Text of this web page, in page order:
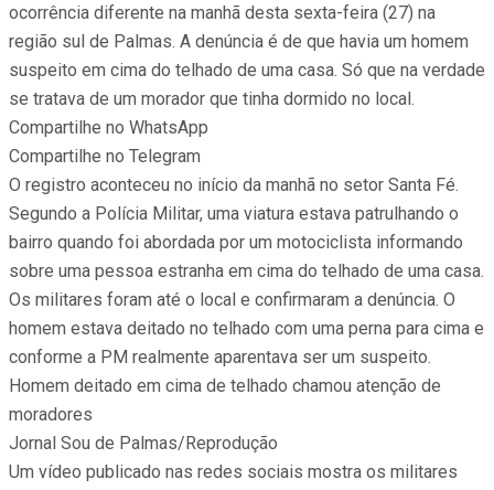
ocorrência diferente na manhã desta sexta-feira (27) na
região sul de Palmas. A denúncia é de que havia um homem
suspeito em cima do telhado de uma casa. Só que na verdade
se tratava de um morador que tinha dormido no local.
Compartilhe no WhatsApp
Compartilhe no Telegram
O registro aconteceu no início da manhã no setor Santa Fé.
Segundo a Polícia Militar, uma viatura estava patrulhando o
bairro quando foi abordada por um motociclista informando
sobre uma pessoa estranha em cima do telhado de uma casa.
Os militares foram até o local e confirmaram a denúncia. O
homem estava deitado no telhado com uma perna para cima e
conforme a PM realmente aparentava ser um suspeito.
Homem deitado em cima de telhado chamou atenção de
moradores
Jornal Sou de Palmas/Reprodução
Um vídeo publicado nas redes sociais mostra os militares